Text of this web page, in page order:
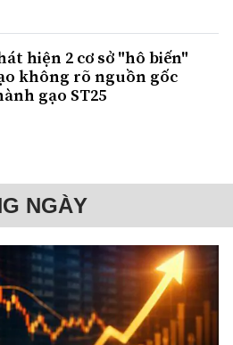
hiện 2 cơ sở "hô biến"
không rõ nguồn gốc
gạo ST25
NGÀY